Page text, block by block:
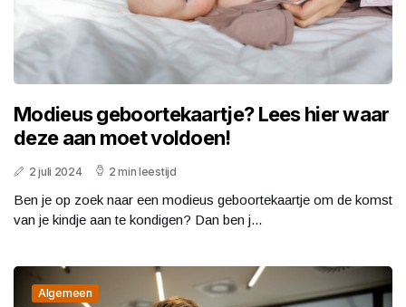
Modieus geboortekaartje? Lees hier waar
deze aan moet voldoen!
2 juli 2024 2 min leestijd
Ben je op zoek naar een modieus geboortekaartje om de komst
van je kindje aan te kondigen? Dan ben j...
Algemeen